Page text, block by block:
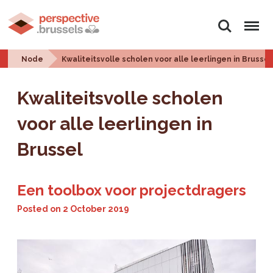
Search Menu
Node Kwaliteitsvolle scholen voor alle leerlingen in Brussel
Kwaliteitsvolle scholen
voor alle leerlingen in
Brussel
Een toolbox voor projectdragers
Posted on 2 October 2019